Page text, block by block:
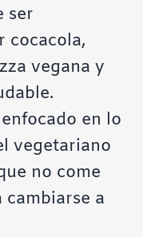
ser
cocacola,
vegana y
en lo
vegetariano
no come
cambiarse a